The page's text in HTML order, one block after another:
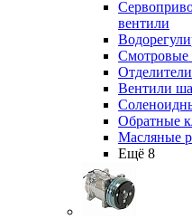
вентили
Смотровые
Вентили
Обратные
Масляные
Ещё 8